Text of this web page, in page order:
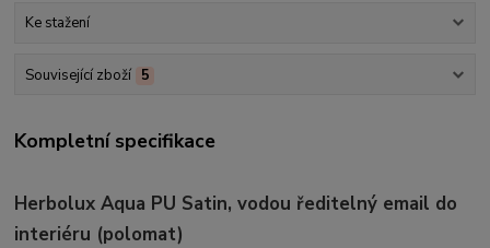
Ke stažení
Související zboží 5
Kompletní specifikace
Herbolux Aqua PU Satin, vodou ředitelný email do
interiéru (polomat)